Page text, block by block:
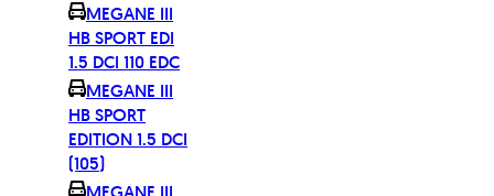
MEGANE III
HB SPORT EDI
1.5 DCI 110 EDC
MEGANE III
HB SPORT
EDITION 1.5 DCI
(105)